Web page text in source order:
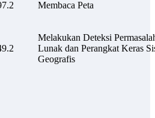
Membaca Peta
Melakukan Deteksi
Lunak dan Perangkat Keras
Geografis